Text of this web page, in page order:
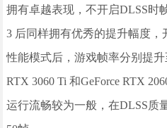
拥有卓越表现，不开启DLSS时
3 后同样拥有优秀的提升幅度，
性能模式后，游戏帧率分别提升
RTX 3060 Ti 和GeForce RTX
运行流畅较为一般，在DLSS质